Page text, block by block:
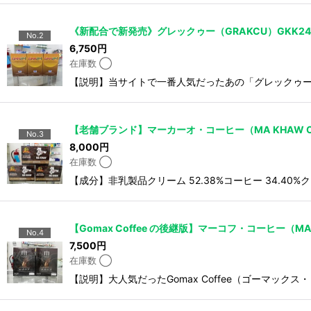
No.2
《新配合で新発売》グレックゥー（GRAKCU）
6,750円
在庫数 ◯
【説明】当サイトで一番人気だったあの「グレック
No.3
【老舗ブランド】マーカーオ・コーヒー（MA KHAW
8,000円
在庫数 ◯
【成分】非乳製品クリーム 52.38%コーヒー
No.4
【Gomax Coffee の後継版】マーコフ・コーヒー（
7,500円
在庫数 ◯
【説明】大人気だったGomax Coffee（ゴーマックス